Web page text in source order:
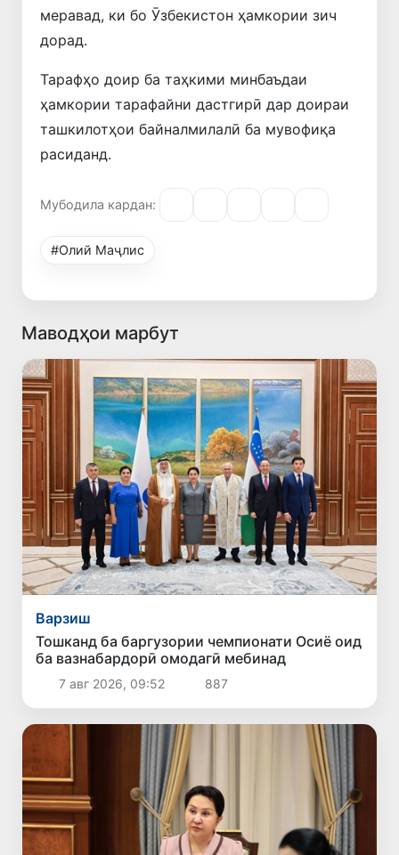
меравад, ки бо Ӯзбекистон ҳамкории зич
дорад.
Тарафҳо доир ба таҳкими минбаъдаи
ҳамкории тарафайни дастгирӣ дар доираи
ташкилотҳои байналмилалӣ ба мувофиқа
расиданд.
Мубодила кардан:
#Олий Маҷлис
Маводҳои марбут
Варзиш
Тошканд ба баргузории чемпионати Осиё оид
ба вазнабардорӣ омодагӣ мебинад
7 авг 2026, 09:52 887